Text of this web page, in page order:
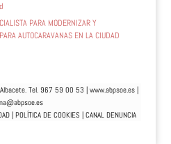
PARA MODERNIZAR Y
AUTOCARAVANAS EN LA CIUDAD
Albacete. Tel. 967 59 00 53 |www.abpsoe.es |
| POLÍTICA DE COOKIES | CANAL DENUNCIA